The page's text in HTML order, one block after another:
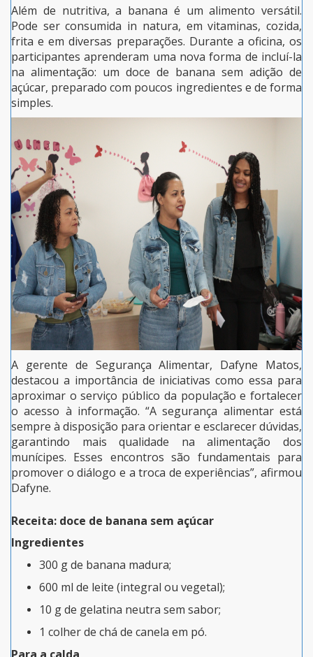
Além de nutritiva, a banana é um alimento versátil.
Pode ser consumida in natura, em vitaminas, cozida,
frita e em diversas preparações. Durante a oficina, os
participantes aprenderam uma nova forma de incluí-la
na alimentação: um doce de banana sem adição de
açúcar, preparado com poucos ingredientes e de forma
simples.
A gerente de Segurança Alimentar, Dafyne Matos,
destacou a importância de iniciativas como essa para
aproximar o serviço público da população e fortalecer
o acesso à informação. “A segurança alimentar está
sempre à disposição para orientar e esclarecer dúvidas,
garantindo mais qualidade na alimentação dos
munícipes. Esses encontros são fundamentais para
promover o diálogo e a troca de experiências”, afirmou
Dafyne.
Receita: doce de banana sem açúcar
Ingredientes
300 g de banana madura;
600 ml de leite (integral ou vegetal);
10 g de gelatina neutra sem sabor;
1 colher de chá de canela em pó.
Para a calda